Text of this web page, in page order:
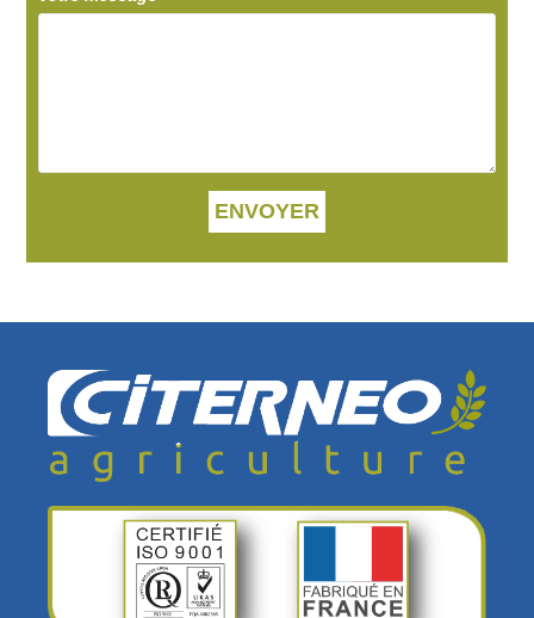
ENVOYER